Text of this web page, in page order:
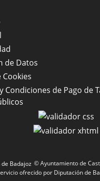
de Datos
Cookies
Condiciones de Pago de
© Ayuntamiento de
ofrecido por Diputación de